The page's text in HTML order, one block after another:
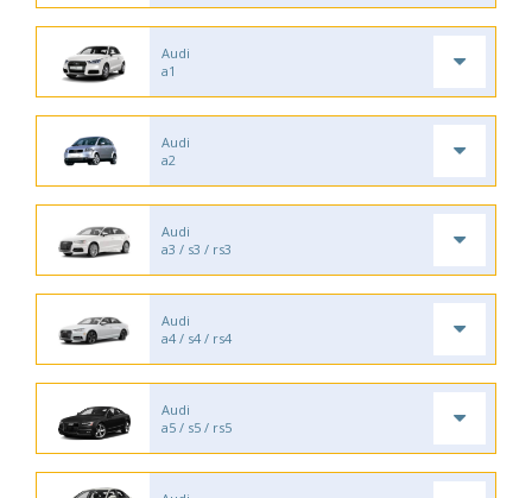
Audi
a1
Audi
a2
Audi
a3 / s3 / rs3
Audi
a4 / s4 / rs4
Audi
a5 / s5 / rs5